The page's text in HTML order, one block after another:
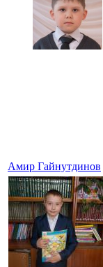
Амир Гайнутдинов